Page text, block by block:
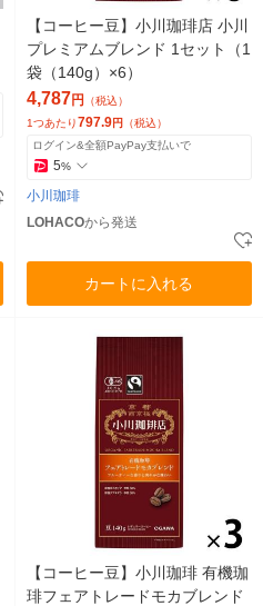
【コーヒー豆】小川珈琲店 小川
プレミアムブレンド 1セット（1
袋（140g）×6）
4,787円
（税込）
1つあたり797.9円 （税込）
ログイン&全額PayPay支払いで
5%
小川珈琲
LOHACOから発送
カートに入れる
【コーヒー豆】小川珈琲 有機珈
琲フェアトレードモカブレンド